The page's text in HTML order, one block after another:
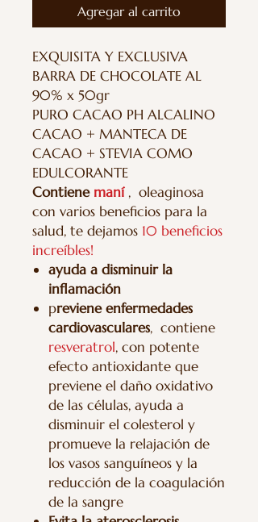
Agregar al carrito
EXQUISITA Y EXCLUSIVA
BARRA DE CHOCOLATE AL
90% x 50gr
PURO CACAO PH ALCALINO
CACAO + MANTECA DE
CACAO + STEVIA COMO
EDULCORANTE
Contiene maní , oleaginosa
con varios beneficios para la
salud, te dejamos 10 beneficios
increíbles!
ayuda a disminuir la
inflamación
previene enfermedades
cardiovasculares, contiene
resveratrol, con potente
efecto antioxidante que
previene el daño oxidativo
de las células, ayuda a
disminuir el colesterol y
promueve la relajación de
los vasos sanguíneos y la
reducción de la coagulación
de la sangre